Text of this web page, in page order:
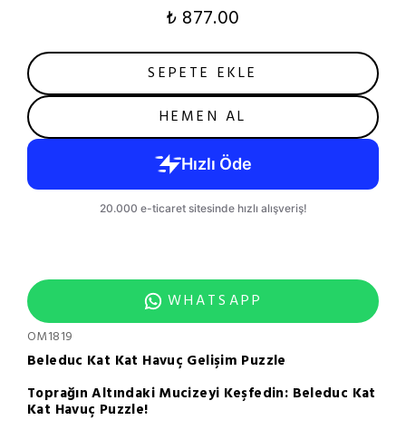
₺ 877.00
SEPETE EKLE
HEMEN AL
WHATSAPP
OM1819
Beleduc Kat Kat Havuç Gelişim Puzzle
Toprağın Altındaki Mucizeyi Keşfedin: Beleduc Kat
Kat Havuç Puzzle!